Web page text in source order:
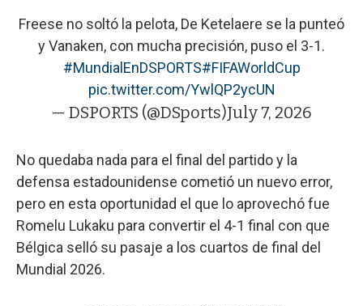
Freese no soltó la pelota, De Ketelaere se la punteó
y Vanaken, con mucha precisión, puso el 3-1.
#MundialEnDSPORTS#FIFAWorldCup
pic.twitter.com/YwlQP2ycUN
— DSPORTS (@DSports)July 7, 2026
No quedaba nada para el final del partido y la
defensa estadounidense cometió un nuevo error,
pero en esta oportunidad el que lo aprovechó fue
Romelu Lukaku para convertir el 4-1 final con que
Bélgica selló su pasaje a los cuartos de final del
Mundial 2026.